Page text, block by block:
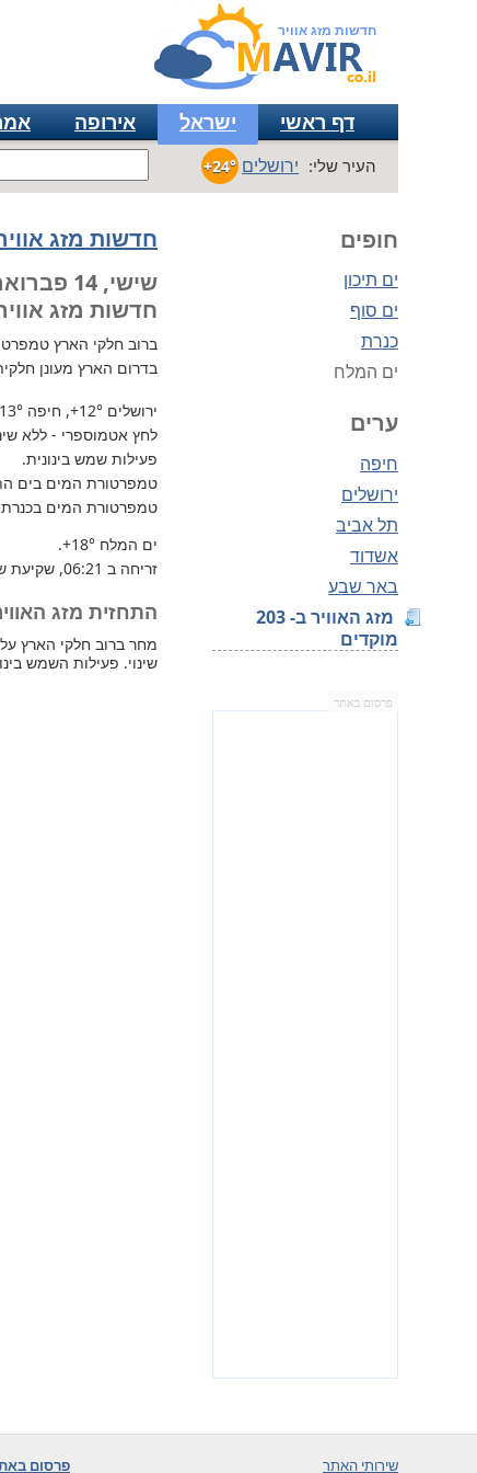
חדשות מזג אוויר
דף ראשי ישראל אירופה
העיר שלי: ירושלים +24°
חופים
ים תיכון
ים סוף
כנרת
ים המלח
ערים
חיפה
ירושלים
תל אביב
אשדוד
באר שבע
מזג האוויר ב- 203
מוקדים
פרסום באתר
חדשות מזג
שישי, 14 פברואר
חדשות מזג
ברוב חלקי הארץ
בדרום הארץ מעונן
ירושלים +12°, חיפה
לחץ אטמוספרי - ללא שינוי, 738 מ"מ /
פעילות שמש בינונית.
טמפרטורת המים בים
טמפרטורת המים בכנרת
ים המלח +18°
.
זריחה ב 06:21, שקיעת שמש 17:20.
התחזית מזג האוויר
שינוי. פעילות השמש
שירותי האתר פרסום